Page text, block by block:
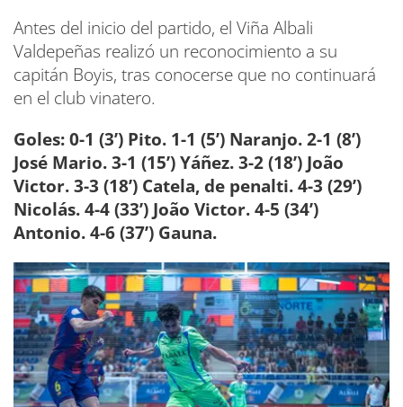
Antes del inicio del partido, el Viña Albali
Valdepeñas realizó un reconocimiento a su
capitán Boyis, tras conocerse que no continuará
en el club vinatero.
Goles: 0-1 (3’) Pito. 1-1 (5’) Naranjo. 2-1 (8’)
José Mario. 3-1 (15’) Yáñez. 3-2 (18’) João
Victor. 3-3 (18’) Catela, de penalti. 4-3 (29’)
Nicolás.4-4 (33’) João Victor. 4-5 (34’)
Antonio. 4-6 (37’) Gauna.